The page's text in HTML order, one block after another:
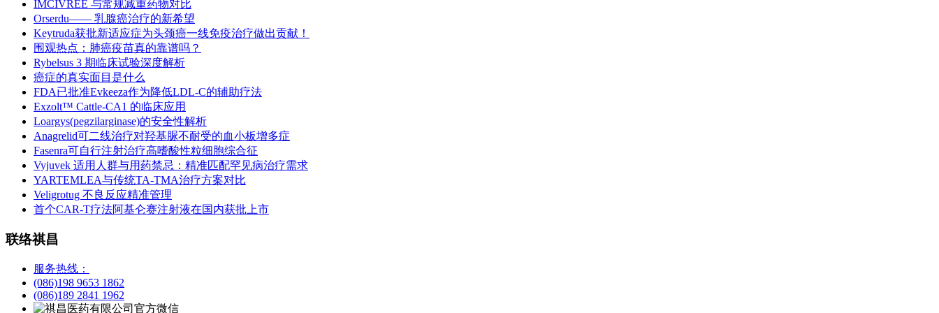
IMCIVREE 与常规减重药物对比
Orserdu—— 乳腺癌治疗的新希望
Keytruda获批新适应症为头颈癌一线免疫治疗做出贡献！
围观热点：肺癌疫苗真的靠谱吗？
Rybelsus 3 期临床试验深度解析
癌症的真实面目是什么
FDA已批准Evkeeza作为降低LDL-C的辅助疗法
Exzolt™ Cattle-CA1 的临床应用
Loargys(pegzilarginase)的安全性解析
Anagrelid可二线治疗对羟基脲不耐受的血小板增多症
Fasenra可自行注射治疗高嗜酸性粒细胞综合征
Vyjuvek 适用人群与用药禁忌：精准匹配罕见病治疗需求
YARTEMLEA与传统TA-TMA治疗方案对比
Veligrotug 不良反应精准管理
首个CAR-T疗法阿基仑赛注射液在国内获批上市
联络祺昌
服务热线：
(086)198 9653 1862
(086)189 2841 1962